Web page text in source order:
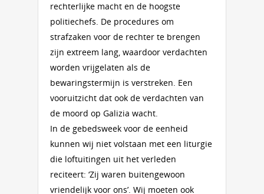
rechterlijke macht en de hoogste
politiechefs. De procedures om
strafzaken voor de rechter te brengen
zijn extreem lang, waardoor verdachten
worden vrijgelaten als de
bewaringstermijn is verstreken. Een
vooruitzicht dat ook de verdachten van
de moord op Galizia wacht.
In de gebedsweek voor de eenheid
kunnen wij niet volstaan met een liturgie
die loftuitingen uit het verleden
reciteert: ‘Zij waren buitengewoon
vriendelijk voor ons’. Wij moeten ook